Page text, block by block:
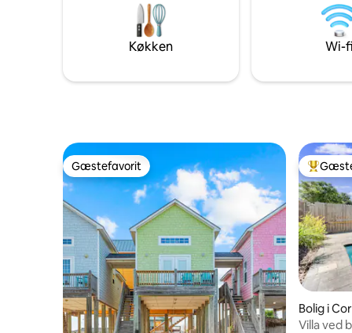
prøve lykken med at fange krabber. Mit
håb er at gøre dette sted til et hjem væk
fra hjemmet. Tilladelse# 2022-195692
(caféer,
Køkken Wi-fi
Gæstefavorit
Gæstefavorit Bedste
Bolig i
Villa ved